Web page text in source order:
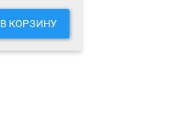
В КОРЗИНУ